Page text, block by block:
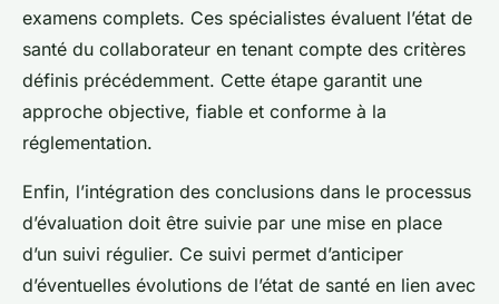
examens complets. Ces spécialistes évaluent l’état de
santé du collaborateur en tenant compte des critères
définis précédemment. Cette étape garantit une
approche objective, fiable et conforme à la
réglementation.
Enfin, l’intégration des conclusions dans le processus
d’évaluation doit être suivie par une mise en place
d’un suivi régulier. Ce suivi permet d’anticiper
d’éventuelles évolutions de l’état de santé en lien avec